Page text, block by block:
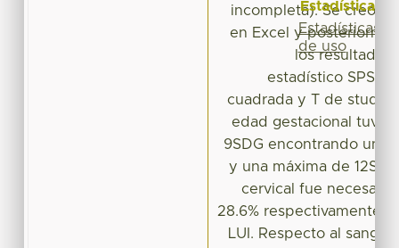
incompleta). Se creó
en Excel y
los resultados
estadístico
cuadrada y T de
edad gestacional tuvo
9SDG encontrando una
y una máxima de
cervical fue necesaria
28.6% respectivamente
LUI. Respecto al
Estadísticas
Estadísticas
de uso